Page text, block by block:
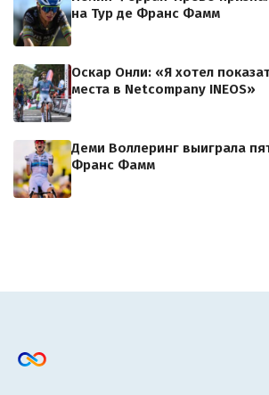
на Тур де Франс Фамм
Оскар Онли: «Я хотел
места в Netcompany INEOS»
Деми Воллеринг выиграла
Франс Фамм